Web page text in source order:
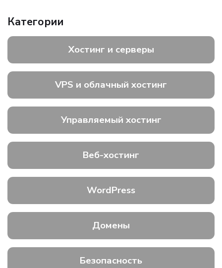
Категории
Хостинг и серверы
VPS и облачный хостинг
Управляемый хостинг
Веб-хостинг
WordPress
Домены
Безопасность